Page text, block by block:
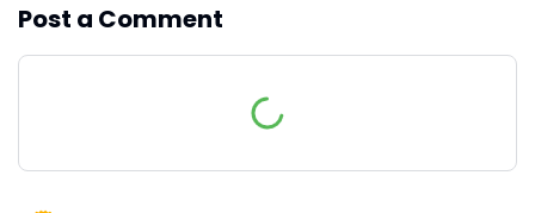
Post a Comment